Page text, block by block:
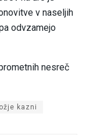
v naseljih
odvzamejo
nesreč
kazni